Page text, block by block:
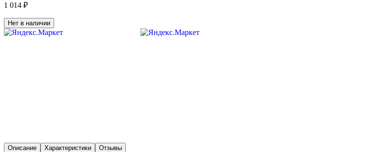
1 014 ₽
Нет в наличии
Описание Характеристики Отзывы